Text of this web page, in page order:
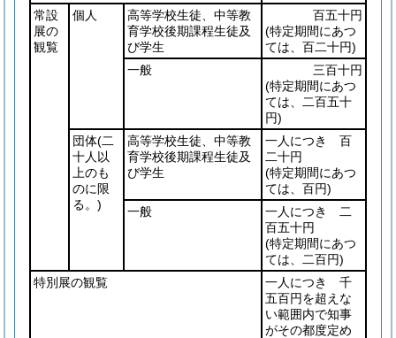
常設
展の
観覧
個人
高等学校生徒、中等教
育学校後期課程生徒及
び学生
百五十円
(特定期間にあつ
ては、百二十円)
一般
三百十円
(特定期間にあつ
ては、二百五十
円)
団体(二
十人以
上のも
のに限
る。)
高等学校生徒、中等教
育学校後期課程生徒及
び学生
一人につき 百
二十円
(特定期間にあつ
ては、百円)
一般
一人につき 二
百五十円
(特定期間にあつ
ては、二百円)
特別展の観覧
一人につき 千
五百円を超えな
い範囲内で知事
がその都度定め